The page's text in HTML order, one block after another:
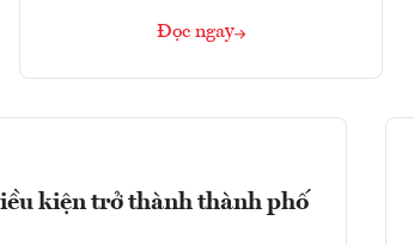
Đọc ngay
kiện trở thành thành phố